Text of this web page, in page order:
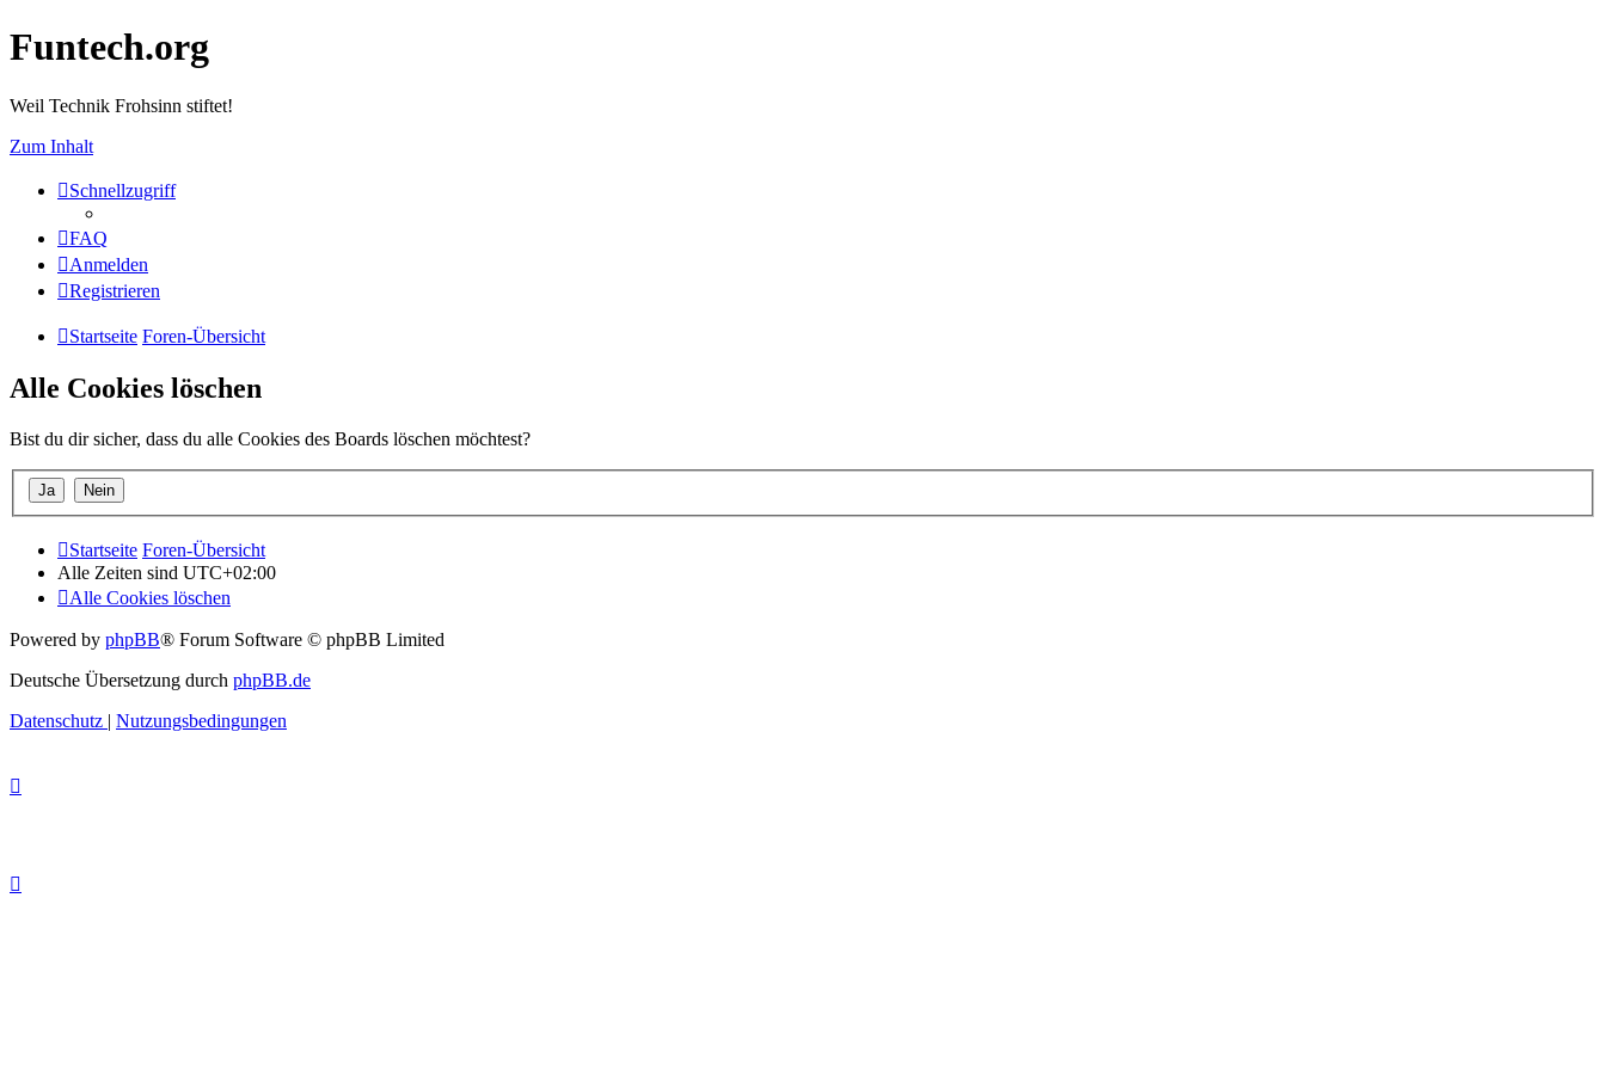
Funtech.org
Weil Technik Frohsinn stiftet!
Zum Inhalt
Schnellzugriff
FAQ
Anmelden
Registrieren
Startseite Foren-Übersicht
Alle Cookies löschen
Bist du dir sicher, dass du alle Cookies des Boards löschen möchtest?
Startseite Foren-Übersicht
Alle Zeiten sind UTC+02:00
Alle Cookies löschen
Powered by phpBB® Forum Software © phpBB Limited
Deutsche Übersetzung durch phpBB.de
Datenschutz | Nutzungsbedingungen